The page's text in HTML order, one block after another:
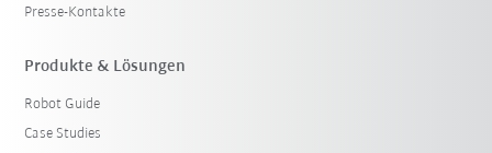
Presse-Kontakte
Produkte & Lösungen
Robot Guide
Case Studies